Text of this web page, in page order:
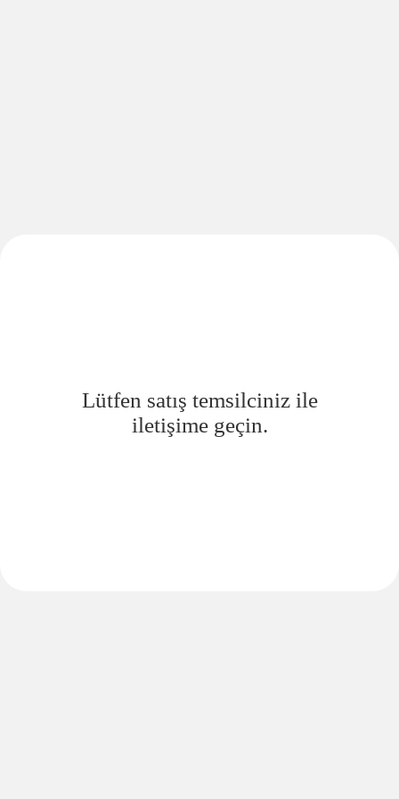
Lütfen satış temsilciniz ile
iletişime geçin.